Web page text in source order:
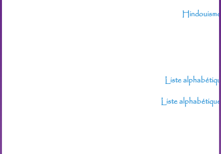
Liste
Liste